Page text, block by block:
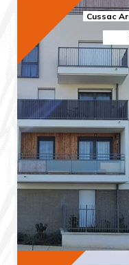
Cussac